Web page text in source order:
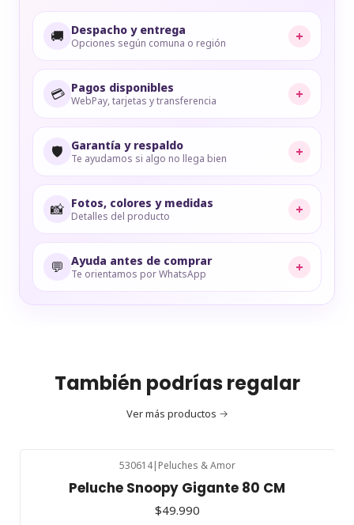
🚚 Despacho y entrega
Opciones según comuna o región +
💳 Pagos disponibles
WebPay, tarjetas y transferencia +
🛡️ Garantía y respaldo
Te ayudamos si algo no llega bien +
📸 Fotos, colores y medidas
Detalles del producto +
💬 Ayuda antes de comprar
Te orientamos por WhatsApp +
También podrías regalar
Ver más productos
530614| Peluches & Amor
Peluche Snoopy Gigante 80 CM
$49.990